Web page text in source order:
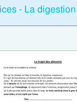
- La